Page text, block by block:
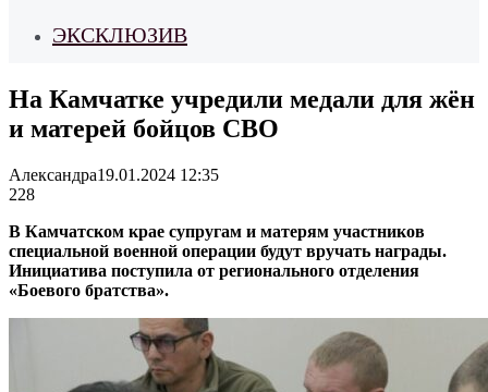
ЭКСКЛЮЗИВ
На Камчатке учредили медали для жён
и матерей бойцов СВО
Александра19.01.2024 12:35
228
В Камчатском крае супругам и матерям участников
специальной военной операции будут вручать награды.
Инициатива поступила от регионального отделения
«Боевого братства».